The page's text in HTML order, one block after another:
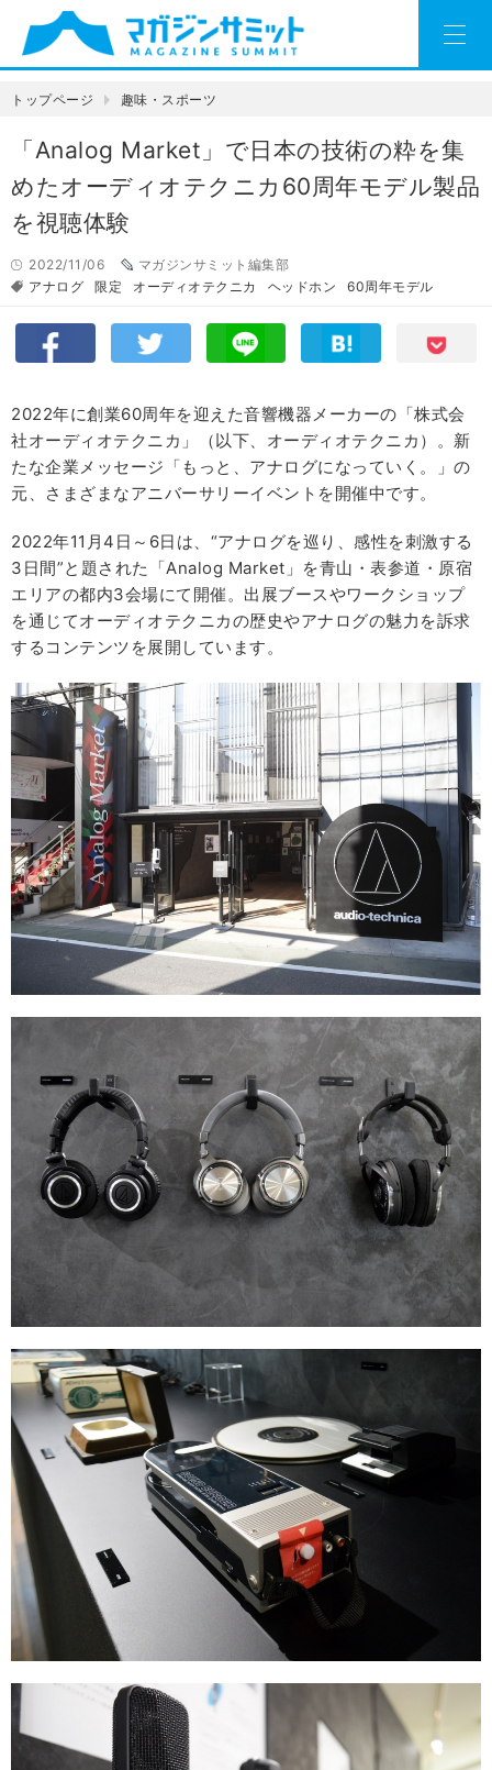
トップページ 趣味・スポーツ
「Analog Market」で日本の技術の粋を集
めたオーディオテクニカ60周年モデル製品
を視聴体験
2022/11/06
マガジンサミット編集部
アナログ
限定 オーディオテクニカ ヘッドホン 60周年モデル
2022年に創業60周年を迎えた音響機器メーカーの「株式会
社オーディオテクニカ」（以下、オーディオテクニカ）。新
たな企業メッセージ「もっと、アナログになっていく。」の
元、さまざまなアニバーサリーイベントを開催中です。
2022年11月4日～6日は、“アナログを巡り、感性を刺激する
3日間”と題された「Analog Market」を青山・表参道・原宿
エリアの都内3会場にて開催。出展ブースやワークショップ
を通じてオーディオテクニカの歴史やアナログの魅力を訴求
するコンテンツを展開しています。